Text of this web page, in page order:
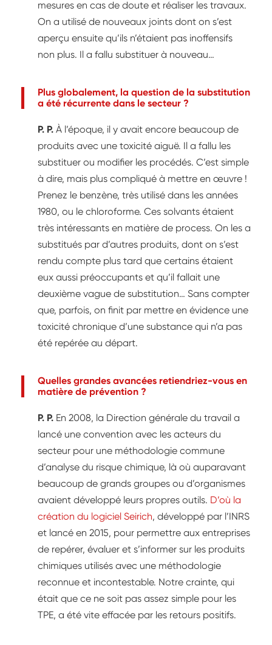
mesures en cas de doute et réaliser les travaux.
On a utilisé de nouveaux joints dont on s’est
aperçu ensuite qu’ils n’étaient pas inoffensifs
non plus. Il a fallu substituer à nouveau…
Plus globalement, la question de la substitution
a été récurrente dans le secteur ?
P. P. À l’époque, il y avait encore beaucoup de
produits avec une toxicité aiguë. Il a fallu les
substituer ou modifier les procédés. C’est simple
à dire, mais plus compliqué à mettre en œuvre !
Prenez le benzène, très utilisé dans les années
1980, ou le chloroforme. Ces solvants étaient
très intéressants en matière de process. On les a
substitués par d’autres produits, dont on s’est
rendu compte plus tard que certains étaient
eux aussi préoccupants et qu’il fallait une
deuxième vague de substitution… Sans compter
que, parfois, on finit par mettre en évidence une
toxicité chronique d’une substance qui n’a pas
été repérée au départ.
Quelles grandes avancées retiendriez-vous en
matière de prévention ?
P. P. En 2008, la Direction générale du travail a
lancé une convention avec les acteurs du
secteur pour une méthodologie commune
d’analyse du risque chimique, là où auparavant
beaucoup de grands groupes ou d’organismes
avaient développé leurs propres outils. D’où la
création du logiciel Seirich, développé par l’INRS
et lancé en 2015, pour permettre aux entreprises
de repérer, évaluer et s’informer sur les produits
chimiques utilisés avec une méthodologie
reconnue et incontestable. Notre crainte, qui
était que ce ne soit pas assez simple pour les
TPE, a été vite effacée par les retours positifs.